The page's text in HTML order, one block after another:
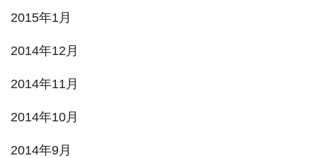
2015年1月
2014年12月
2014年11月
2014年10月
2014年9月